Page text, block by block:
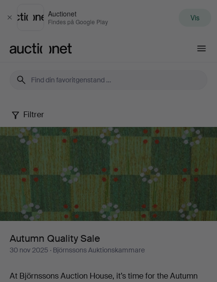
Luk
Auctionet
Findes på Google Play Vis
Autumn
Quality
Sale
Filtrer
Autumn Quality Sale
30 nov 2025 · Björnssons Auktionskammare
At Björnssons Auction House, it’s time for the Autumn